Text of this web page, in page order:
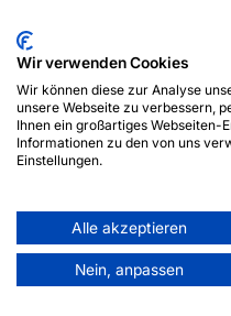
Wir verwenden Cookies
Wir können diese zur Analyse
unsere Webseite zu verbessern,
Ihnen ein großartiges Webseiten-
Informationen zu den von uns
Einstellungen.
Alle akzeptieren
Nein, anpassen